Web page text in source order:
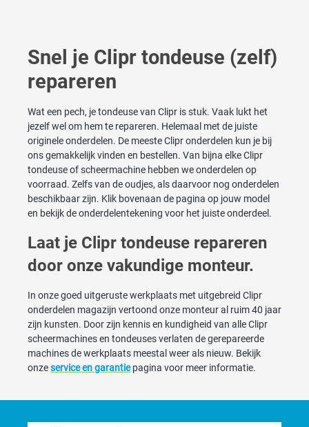
Snel je Clipr tondeuse (zelf)
repareren
Wat een pech, je tondeuse van Clipr is stuk. Vaak lukt het
jezelf wel om hem te repareren. Helemaal met de juiste
originele onderdelen. De meeste Clipr onderdelen kun je bij
ons gemakkelijk vinden en bestellen. Van bijna elke Clipr
tondeuse of scheermachine hebben we onderdelen op
voorraad. Zelfs van de oudjes, als daarvoor nog onderdelen
beschikbaar zijn. Klik bovenaan de pagina op jouw model
en bekijk de onderdelentekening voor het juiste onderdeel.
Laat je Clipr tondeuse repareren
door onze vakundige monteur.
In onze goed uitgeruste werkplaats met uitgebreid Clipr
onderdelen magazijn vertoond onze monteur al ruim 40 jaar
zijn kunsten. Door zijn kennis en kundigheid van alle Clipr
scheermachines en tondeuses verlaten de gerepareerde
machines de werkplaats meestal weer als nieuw. Bekijk
onzeservice en garantiepagina voor meer informatie.